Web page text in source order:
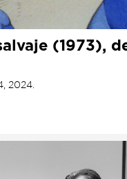
(1973),
2024.